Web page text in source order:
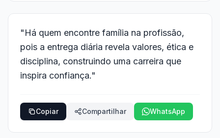
"Há quem encontre família na profissão,
pois a entrega diária revela valores, ética e
disciplina, construindo uma carreira que
inspira confiança."
Copiar Compartilhar WhatsApp